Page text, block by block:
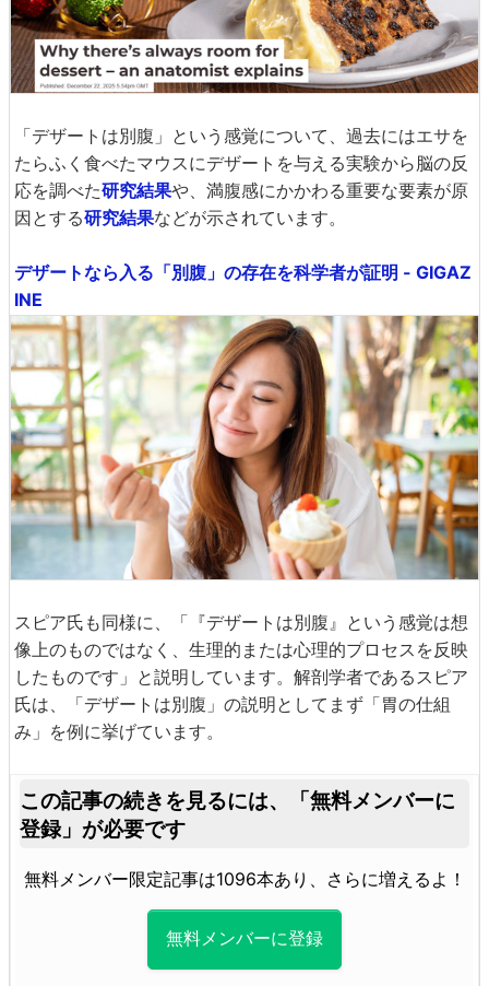
「デザートは別腹」という感覚について、過去にはエサを
たらふく食べたマウスにデザートを与える実験から脳の反
応を調べた研究結果や、満腹感にかかわる重要な要素が原
因とする研究結果などが示されています。
デザートなら入る「別腹」の存在を科学者が証明 - GIGAZ
INE
スピア氏も同様に、「『デザートは別腹』という感覚は想
像上のものではなく、生理的または心理的プロセスを反映
したものです」と説明しています。解剖学者であるスピア
氏は、「デザートは別腹」の説明としてまず「胃の仕組
み」を例に挙げています。
この記事の続きを見るには、
「無料メンバーに
登録」が必要です
無料メンバー限定記事は1096本あり、さらに増えるよ！
無料メンバーに登録